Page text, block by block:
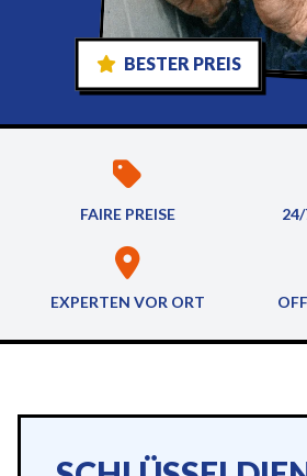
BESTER PREIS
FAIRE PREISE 24/
EXPERTEN VOR ORT